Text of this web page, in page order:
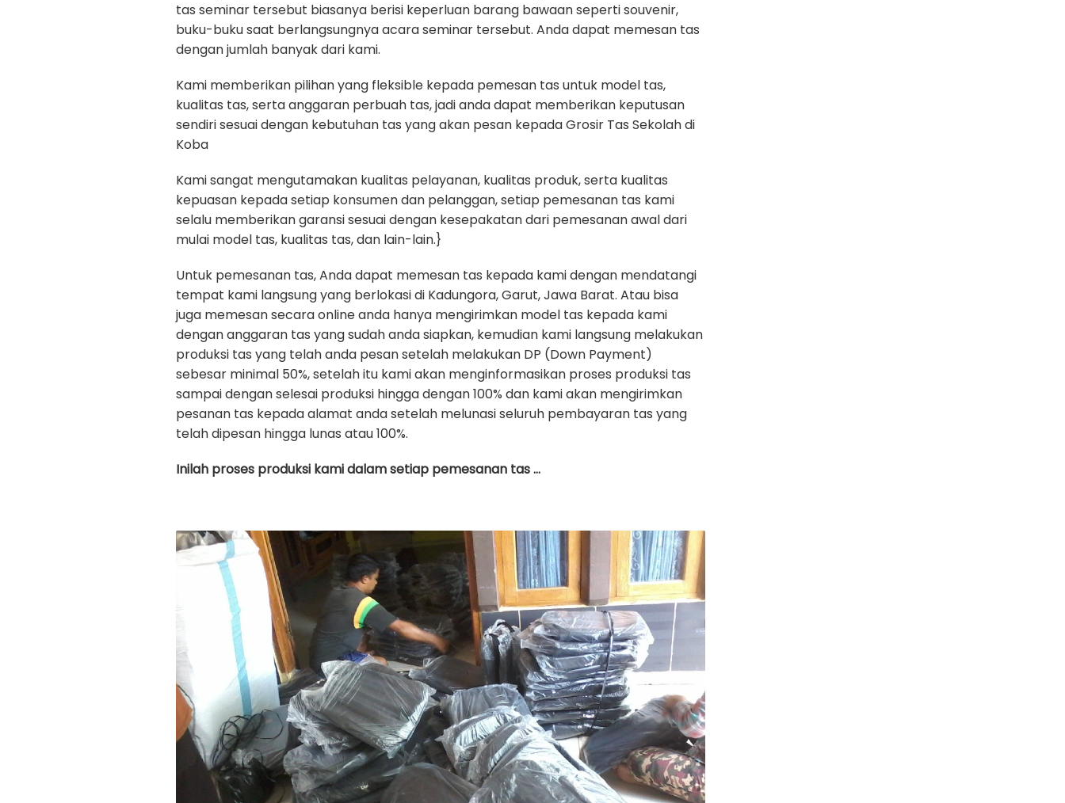
tas seminar tersebut biasanya berisi keperluan barang bawaan seperti souvenir,
buku-buku saat berlangsungnya acara seminar tersebut. Anda dapat memesan tas
dengan jumlah banyak dari kami.
Kami memberikan pilihan yang fleksible kepada pemesan tas untuk model tas,
kualitas tas, serta anggaran perbuah tas, jadi anda dapat memberikan keputusan
sendiri sesuai dengan kebutuhan tas yang akan pesan kepada Grosir Tas Sekolah di
Koba
Kami sangat mengutamakan kualitas pelayanan, kualitas produk, serta kualitas
kepuasan kepada setiap konsumen dan pelanggan, setiap pemesanan tas kami
selalu memberikan garansi sesuai dengan kesepakatan dari pemesanan awal dari
mulai model tas, kualitas tas, dan lain-lain.}
Untuk pemesanan tas, Anda dapat memesan tas kepada kami dengan mendatangi
tempat kami langsung yang berlokasi di Kadungora, Garut, Jawa Barat. Atau bisa
juga memesan secara online anda hanya mengirimkan model tas kepada kami
dengan anggaran tas yang sudah anda siapkan, kemudian kami langsung melakukan
produksi tas yang telah anda pesan setelah melakukan DP (Down Payment)
sebesar minimal 50%, setelah itu kami akan menginformasikan proses produksi tas
sampai dengan selesai produksi hingga dengan 100% dan kami akan mengirimkan
pesanan tas kepada alamat anda setelah melunasi seluruh pembayaran tas yang
telah dipesan hingga lunas atau 100%.
Inilah proses produksi kami dalam setiap pemesanan tas …